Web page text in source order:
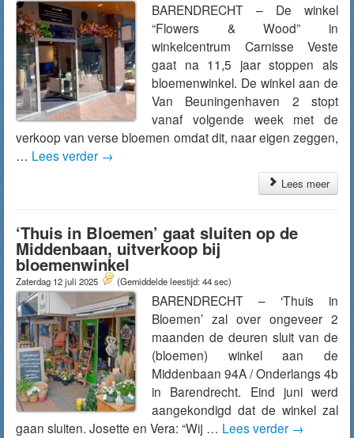
BARENDRECHT – De winkel
“Flowers & Wood” in
winkelcentrum Carnisse Veste
gaat na 11,5 jaar stoppen als
bloemenwinkel. De winkel aan de
Van Beuningenhaven 2 stopt
vanaf volgende week met de
verkoop van verse bloemen omdat dit, naar eigen zeggen,
… Lees verder →
Lees meer
‘Thuis in Bloemen’ gaat sluiten op de
Middenbaan, uitverkoop bij
bloemenwinkel
Zaterdag 12 juli 2025 (Gemiddelde leestijd: 44 sec)
BARENDRECHT – ‘Thuis in
Bloemen’ zal over ongeveer 2
maanden de deuren sluit van de
(bloemen) winkel aan de
Middenbaan 94A / Onderlangs 4b
in Barendrecht. Eind juni werd
aangekondigd dat de winkel zal
gaan sluiten. Josette en Vera: “Wij … Lees verder →